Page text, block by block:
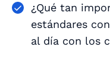
¿Qué tan
estándares
al día con los